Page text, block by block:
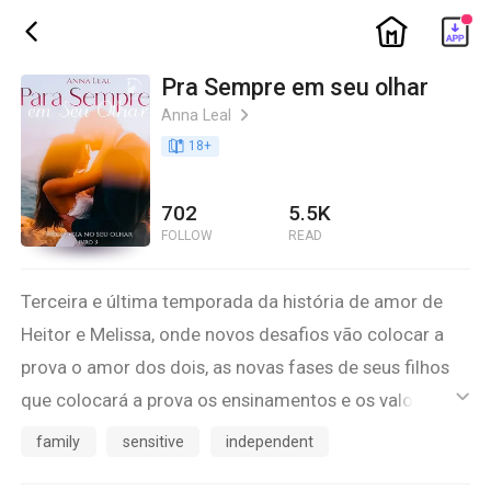
ic_back ic_home
Pra Sempre em seu olhar
Anna Leal ic_arrow_right
book_age 18+
702
FOLLOW
5.5K
READ
Terceira e última temporada da história de amor de
Heitor e Melissa, onde novos desafios vão colocar a
prova o amor dos dois, as novas fases de seus filhos
que colocará a prova os ensinamentos e os valores
que eles sempre se preocuparam em passar a eles,
ic_default
family sensitive independent